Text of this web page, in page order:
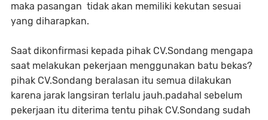
maka pasangan tidak akan memiliki kekutan sesuai
yang diharapkan.
Saat dikonfirmasi kepada pihak CV.Sondang mengapa
saat melakukan pekerjaan menggunakan batu bekas?
pihak CV.Sondang beralasan itu semua dilakukan
karena jarak langsiran terlalu jauh.padahal sebelum
pekerjaan itu diterima tentu pihak CV.Sondang sudah